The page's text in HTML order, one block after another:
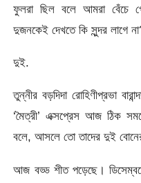
ফুলরা ছিল বলে আমরা বেঁচে
দুজনকেই দেখতে কি সুন্দর লাগে
দুই.
তুন্নীর বড়দিদা রোহিণীপ্রভা
‘মৈত্রী’ এক্সপ্রেস আজ ঠিক
বলে, আসলে তো তাদের দুই
আজ বড্ড শীত পড়েছে।